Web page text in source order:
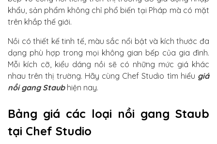
khẩu, sản phẩm không chỉ phổ biến tại Pháp mà có mặt
trên khắp thế giới.
Nồi có thiết kế tinh tế, màu sắc nổi bật và kích thước đa
dạng phù hợp trong mọi không gian bếp của gia đình.
Mỗi kích cỡ, kiểu dáng nồi sẽ có những mức giá khác
nhau trên thị trường. Hãy cùng Chef Studio tìm hiểu giá
nồi gang Staubhiện nay.
Bảng giá các loại nồi gang Staub
tại Chef Studio